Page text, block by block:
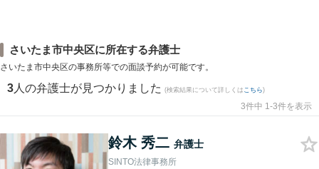
さいたま市中央区に所在する弁護士
さいたま市中央区の事務所等での面談予約が可能です。
3 人の弁護士が見つかりました (検索結果について詳しくは こちら)
3件中 1-3件を表示
鈴木 秀二 弁護士
SINTO法律事務所